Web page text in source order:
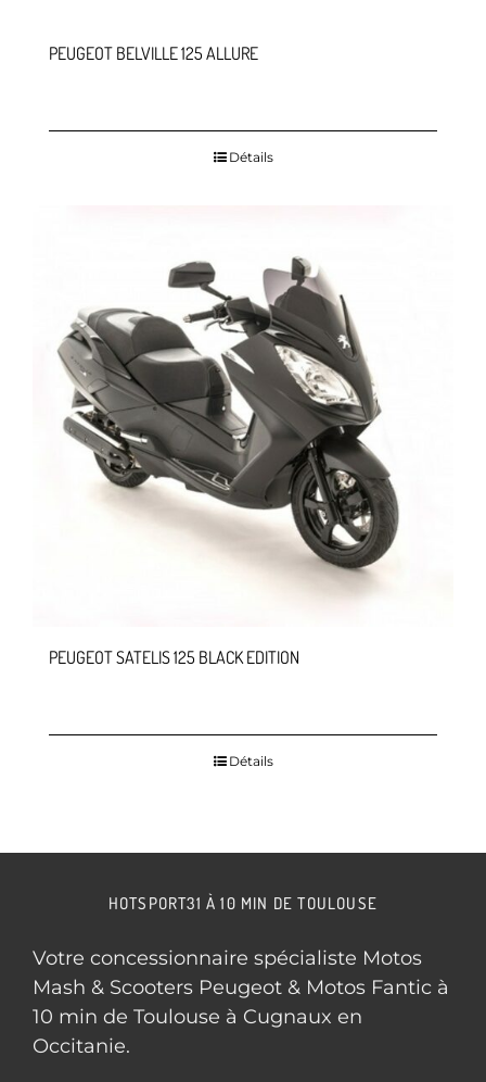
PEUGEOT BELVILLE 125 ALLURE
Détails
PEUGEOT SATELIS 125 BLACK EDITION
Détails
HOTSPORT31 À 10 MIN DE TOULOUSE
Votre concessionnaire spécialiste Motos
Mash & Scooters Peugeot & Motos Fantic à
10 min de Toulouse à Cugnaux en
Occitanie.